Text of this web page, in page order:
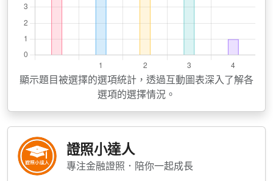
顯示題目被選擇的選項統計，透過互動圖表深入了解各
選項的選擇情況。
證照小達人
專注金融證照．陪你一起成長